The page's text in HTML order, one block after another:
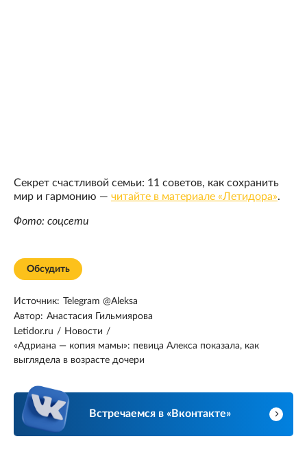
Секрет счастливой семьи: 11 советов, как сохранить
мир и гармонию — читайте в материале «Летидора».
Фото: соцсети
Обсудить
Источник: Telegram @Aleksa
Автор: Анастасия Гильмиярова
Letidor.ru / Новости /
«Адриана — копия мамы»: певица Алекса показала, как
выглядела в возрасте дочери
Встречаемся в «Вконтакте»